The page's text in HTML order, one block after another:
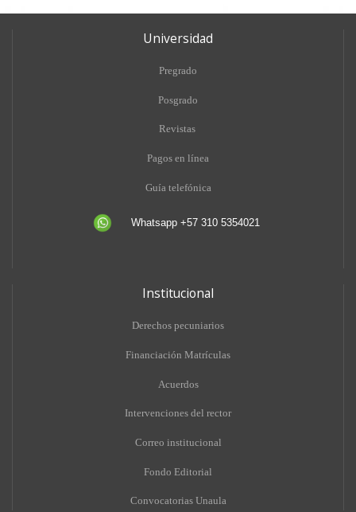
Universidad
Pregrado
Posgrado
Revistas
Pagos en línea
Guía telefónica
Whatsapp +57 310 5354021
Institucional
Derechos pecuniarios
Financiación Matrículas
Acuerdos
Intervenciones del rector
Correo institucional
Fondo Editorial
Convocatorias Unaula